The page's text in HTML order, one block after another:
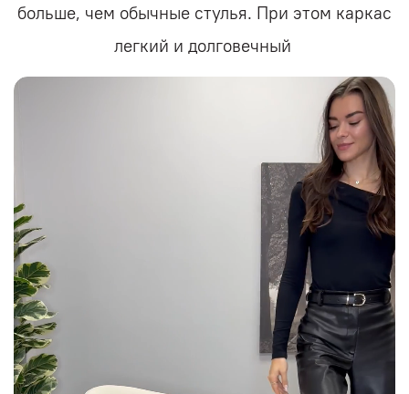
больше, чем обычные стулья. При этом каркас
легкий и долговечный